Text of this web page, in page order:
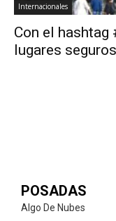
Internacionales
Con el
lugares
POSADAS
Algo De Nubes